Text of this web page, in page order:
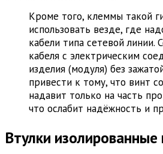
Кроме того, клеммы такой
использовать везде, где
кабели типа сетевой линии.
кабеля с электрическим
изделия (модуля) без
привести к тому, что винт
надавит только на часть
что ослабит надёжность и
Втулки